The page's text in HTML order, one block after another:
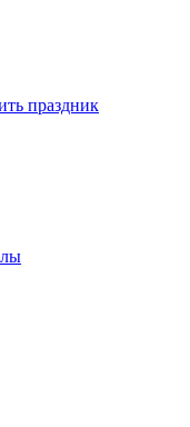
праздник